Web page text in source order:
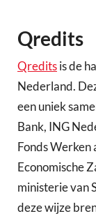
Qredits
Qreditsis de
Nederland.
een uniek
Bank, ING
Fonds Werken
Economische
ministerie van
deze wijze